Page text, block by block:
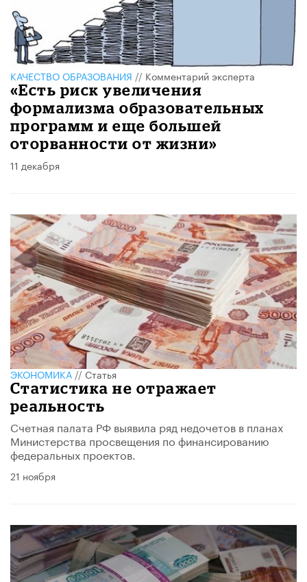
КАЧЕСТВО ОБРАЗОВАНИЯ // Комментарий эксперта
«Есть риск увеличения
формализма образовательных
программ и еще большей
оторванности от жизни»
11 декабря
ЭКОНОМИКА//Статья
Статистика не отражает
реальность
Счетная палата РФ выявила ряд недочетов в планах
Министерства просвещения по финансированию
федеральных проектов.
21 ноября